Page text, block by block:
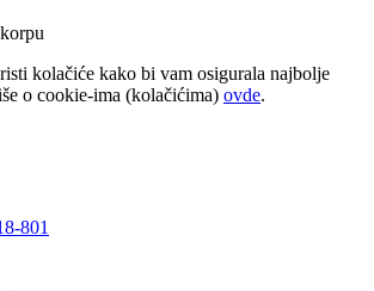
kolačiće kako bi vam osigurala najbolje
o cookie-ima (kolačićima) ovde.
801